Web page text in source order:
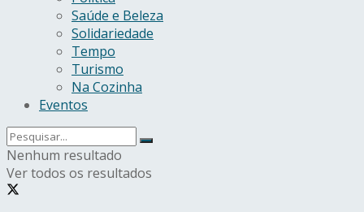
Saúde e Beleza
Solidariedade
Tempo
Turismo
Na Cozinha
Eventos
Nenhum resultado
Ver todos os resultados